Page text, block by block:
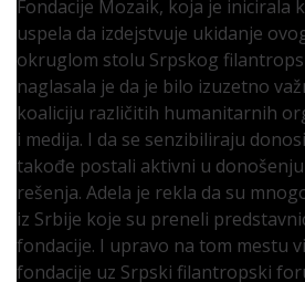
Fondacije Mozaik, koja je inicirala
uspela da izdejstvuje ukidanje
okruglom stolu Srpskog
naglasala je da je bilo izuzetno
koaliciju različitih humanitarnih
i medija. I da se senzibiliraju
takođe postali aktivni u
rešenja. Adela je rekla da su
iz Srbije koje su preneli
fondacije. I upravo na tom mestu
fondacije uz Srpski filantropski